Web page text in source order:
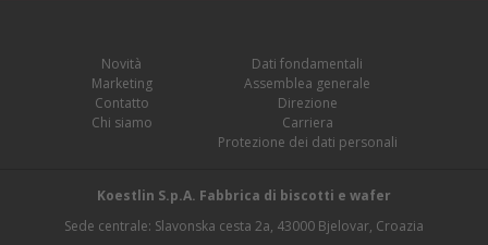
Novità
Marketing
Contatto
Chi siamo
Dati fondamentali
Assemblea generale
Direzione
Carriera
Protezione dei dati personali
Koestlin S.p.A. Fabbrica di biscotti e wafer
Sede centrale: Slavonska cesta 2a, 43000 Bjelovar, Croazia